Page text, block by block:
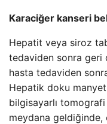
Karaciğer kanseri
Hepatit veya siroz
tedaviden sonra geri
hasta tedaviden
Hepatik doku
bilgisayarlı
meydana geldiğinde,